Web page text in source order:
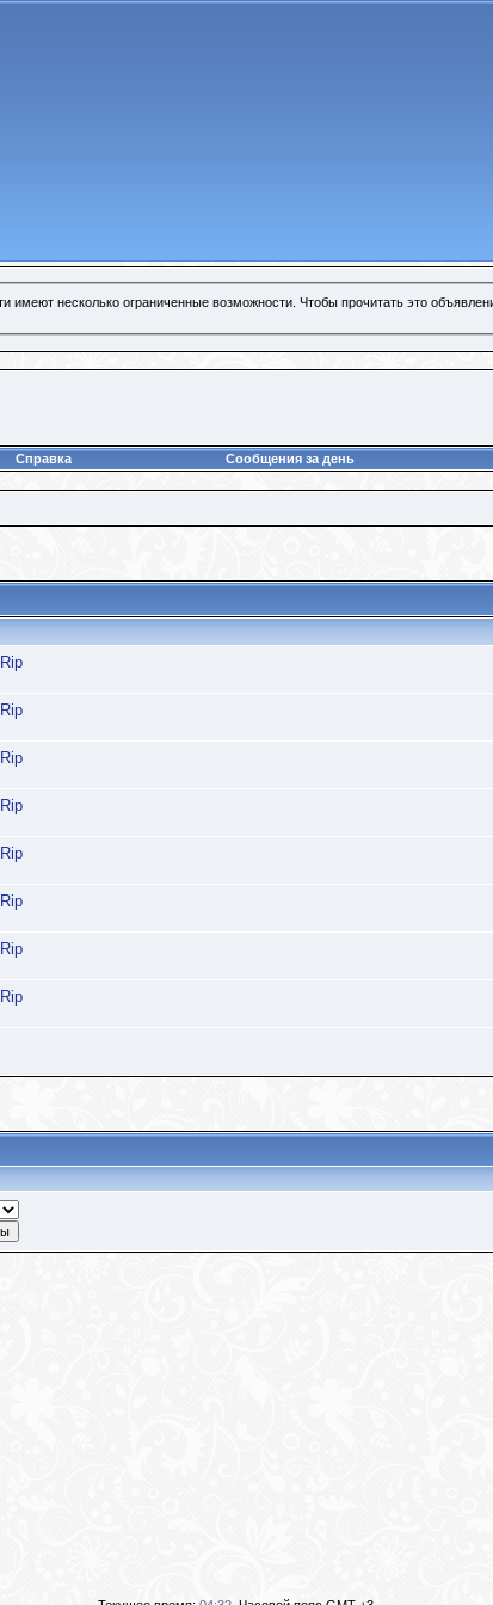
несколько ограниченные возможности. Чтобы прочитать это
Справка Сообщения за день